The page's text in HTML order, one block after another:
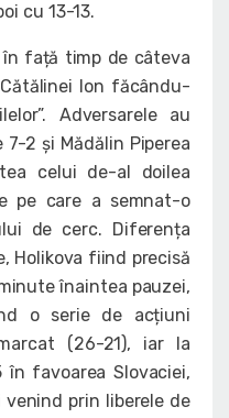
cu 13-13.
în față timp de câteva
Ion făcându-
Adversarele au
2 și Mădălin Piperea
celui de-al doilea
pe care a semnat-o
de cerc. Diferența
Holikova fiind precisă
înaintea pauzei,
o serie de acțiuni
(26-21), iar la
favoarea Slovaciei,
prin liberele de